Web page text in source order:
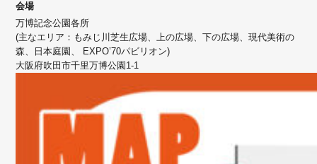
会場
万博記念公園各所
(主なエリア：もみじ川芝生広場、上の広場、下の広場、現代美術の
森、日本庭園、 EXPO’70パビリオン)
大阪府吹田市千里万博公園1-1